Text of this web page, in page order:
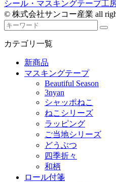
シール・マスキングテープ工
© 株式会社サンコー産業 all
カテゴリ一覧
新商品
マスキングテープ
Beautiful Season
3nyan
シャッポねこ
ねこシリーズ
ラッピング
ご当地シリーズ
どうぶつ
四季折々
和柄
ロール付箋